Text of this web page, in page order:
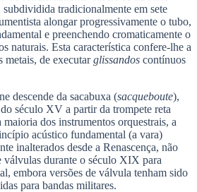
tradicionalmente em sete
alongar progressivamente o tubo,
e preenchendo cromaticamente o
naturais. Esta característica confere-lhe a
metais, de executarglissandos contínuos
descende da sacabuxa (sacqueboute),
século XV a partir da trompete reta
dos instrumentos orquestrais, a
acústico fundamental (a vara)
inalterados desde a Renascença, não
válvulas durante o século XIX para
embora versões de válvula tenham sido
para bandas militares.